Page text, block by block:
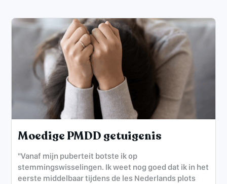
Moedige PMDD getuigenis
"Vanaf mijn puberteit botste ik op
stemmingswisselingen. Ik weet nog goed dat ik in het
eerste middelbaar tijdens de les Nederlands plots